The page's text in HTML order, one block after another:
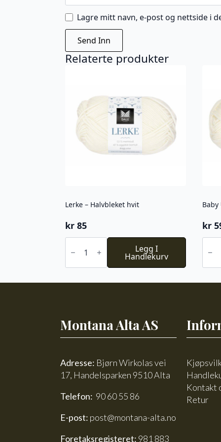
Lagre mitt navn, e-post og nettside i
Relaterte produkter
Lerke – Halvbleket hvit
kr 85
Lerke
Halvbleket
hvit
Legg I
Handlekurv
kr
Baby
Montana Alta AS
Adresse: Bjørn Wirkolas vei
17, Handelsparken 9510 Alta
Telefon: 90 60 55 86
E-post: post@montana-alta.no
Foretaksregisteret: 981 883
Kontakt
Retur